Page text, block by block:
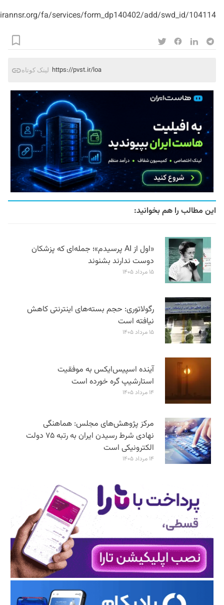
fa/services/form_dp140402/add/swd_id/104114/
لینک کوتاه https://pvst.ir/loa
این مطالب را هم بخوانید:
«اول از AI پرسیدم»؛ جمله‌ای که پزشکان
دوست ندارند بشنوند
۱۵ مرداد ۱۴۰۵
رگولاتوری: حجم بسته‌های اینترنتی کاهش
نیافته است
۱۵ مرداد ۱۴۰۵
آینده اسپیس‌ایکس به موفقیت
استارشیپ گره خورده است
۱۴ مرداد ۱۴۰۵
مرکز پژوهش‌های مجلس: هماهنگی
نهادی شرط رسیدن ایران به رتبه ۷۵ دولت
الکترونیکی است
۱۴ مرداد ۱۴۰۵